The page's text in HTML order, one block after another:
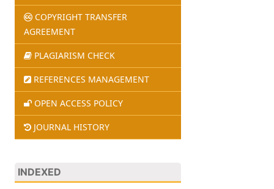
COPYRIGHT TRANSFER
AGREEMENT
PLAGIARISM CHECK
REFERENCES MANAGEMENT
OPEN ACCESS POLICY
JOURNAL HISTORY
INDEXED